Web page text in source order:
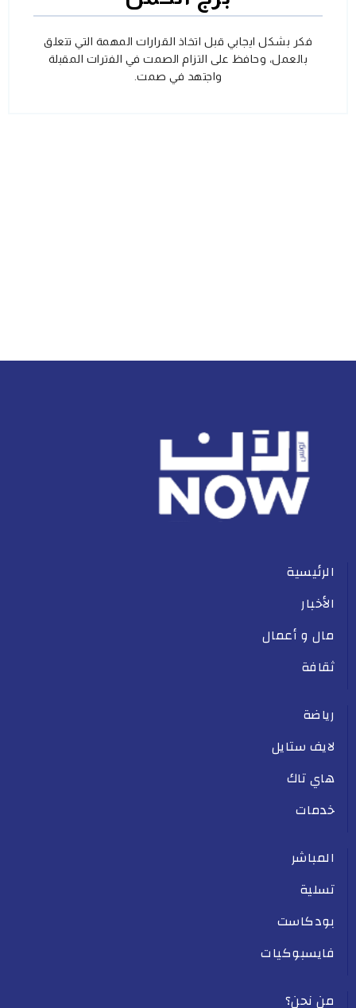
فكر بشكل ايجابي قبل اتخاذ القرارات المهمة التي تتعلق
بالعمل، وحافظ على التزام الصمت في الفترات المقبلة
واجتهد في صمت.
الرئيسية
الأخبار
مال و أعمال
ثقافة
رياضة
لايف ستايل
هاي تاك
خدمات
المباشر
تسلية
بودكاست
فايسبوكيات
من نحن؟